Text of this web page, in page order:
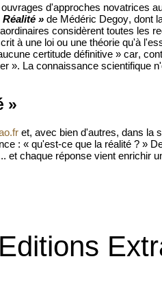
d'approches novatrices
Réalité » de Médéric Degoy, dont
considèrent toutes les
à une loi ou une théorie qu'à
certitude définitive » car,
». La connaissance scientifique
»
et, avec bien d'autres, dans la
: « qu'est-ce que la réalité ? »
et chaque réponse vient enrichir